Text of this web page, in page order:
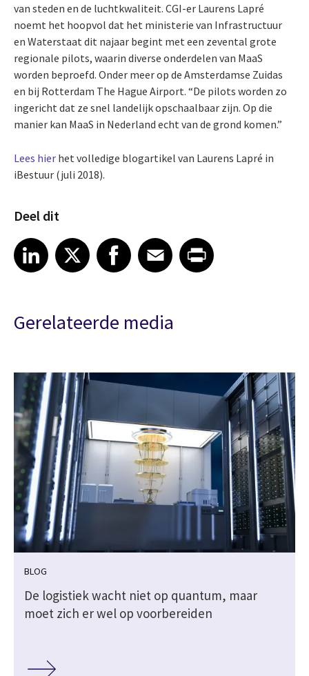
van steden en de luchtkwaliteit. CGI-er Laurens Lapré
noemt het hoopvol dat het ministerie van Infrastructuur
en Waterstaat dit najaar begint met een zevental grote
regionale pilots, waarin diverse onderdelen van MaaS
worden beproefd. Onder meer op de Amsterdamse Zuidas
en bij Rotterdam The Hague Airport. “De pilots worden zo
ingericht dat ze snel landelijk opschaalbaar zijn. Op die
manier kan MaaS in Nederland echt van de grond komen.”
Lees hier het volledige blogartikel van Laurens Lapré in
iBestuur (juli 2018).
Deel dit
Share article on LinkedIn
LinkedIn
Share article on XShare article on Facebook
Facebook
Share article on Email
EmailShare article on Print
Gerelateerde media
BLOG
De logistiek wacht niet op quantum, maar
moet zich er wel op voorbereiden